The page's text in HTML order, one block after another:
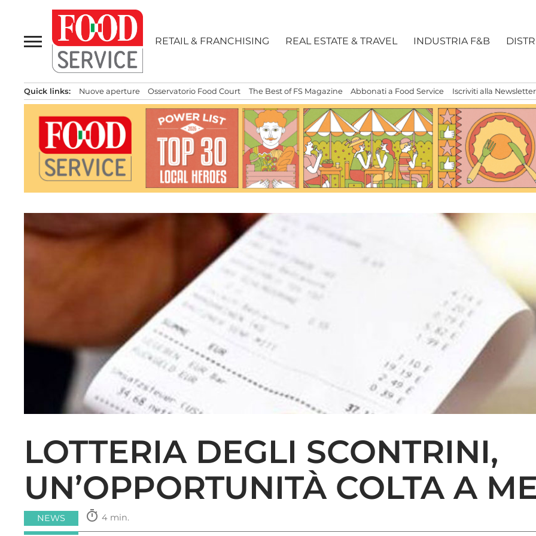
contenuto
RETAIL & FRANCHISING REAL ESTATE & TRAVEL INDUSTRIA F&B
Quick links: Nuove aperture Osservatorio Food Court The Best of FS Magazine Abbonati a Food Service Iscriviti alla Newsletter
LOTTERIA DEGLI SCONTRINI,
UN’OPPORTUNITÀ COLTA A
NEWS timer 4 min.